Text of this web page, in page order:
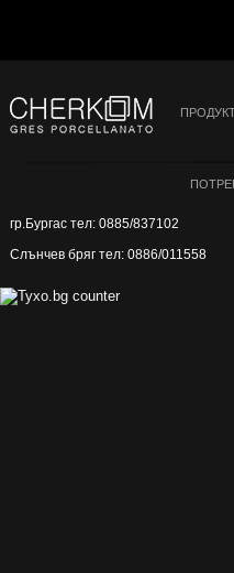
гр.Бургас тел: 0885/837102
Слънчев бряг тел: 0886/011558